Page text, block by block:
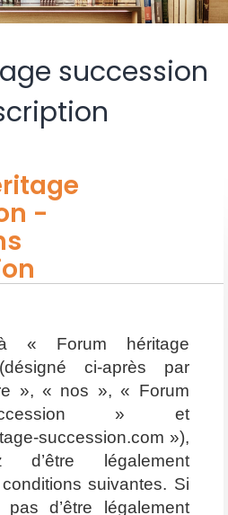
succession
-
« Forum héritage
ci-après par
», « nos », « Forum
» et
succession.com »),
d’être légalement
suivantes. Si
pas d’être légalement